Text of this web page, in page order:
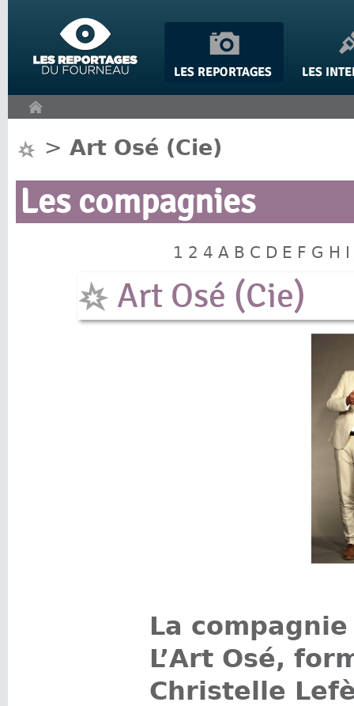
> Art Osé (Cie)
Les compagnies
1 2 4 A B C D E F G H
Art Osé (Cie)
La
L’Art Osé,
Christelle